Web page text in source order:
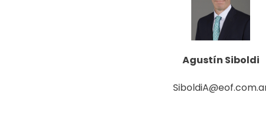
Agustín Siboldi